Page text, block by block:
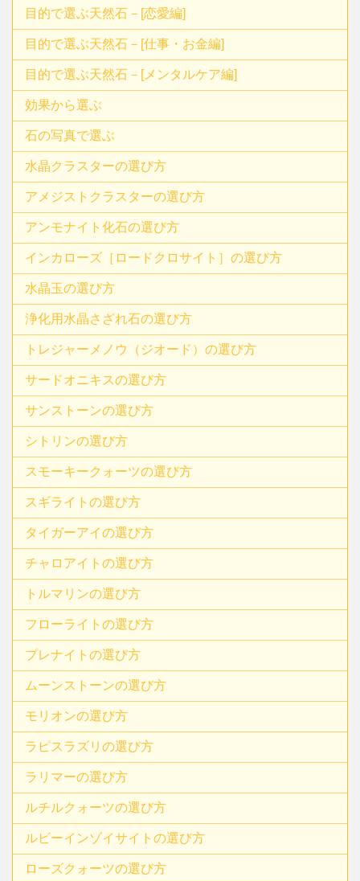
目的で選ぶ天然石－[恋愛編]
目的で選ぶ天然石－[仕事・お金編]
目的で選ぶ天然石－[メンタルケア編]
効果から選ぶ
石の写真で選ぶ
水晶クラスターの選び方
アメジストクラスターの選び方
アンモナイト化石の選び方
インカローズ［ロードクロサイト］の選び方
水晶玉の選び方
浄化用水晶さざれ石の選び方
トレジャーメノウ（ジオード）の選び方
サードオニキスの選び方
サンストーンの選び方
シトリンの選び方
スモーキークォーツの選び方
スギライトの選び方
タイガーアイの選び方
チャロアイトの選び方
トルマリンの選び方
フローライトの選び方
プレナイトの選び方
ムーンストーンの選び方
モリオンの選び方
ラピスラズリの選び方
ラリマーの選び方
ルチルクォーツの選び方
ルビーインゾイサイトの選び方
ローズクォーツの選び方